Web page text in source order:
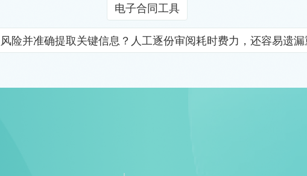
电子合同工具
险并准确提取关键信息？人工逐份审阅耗时费力，还容易遗